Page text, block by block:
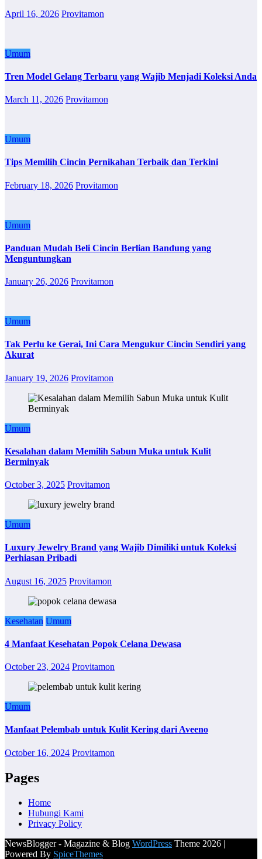
April 16, 2026 Provitamon
Umum
Tren Model Gelang Terbaru yang Wajib Menjadi Koleksi Anda
March 11, 2026 Provitamon
Umum
Tips Memilih Cincin Pernikahan Terbaik dan Terkini
February 18, 2026 Provitamon
Umum
Panduan Mudah Beli Cincin Berlian Bandung yang
Menguntungkan
January 26, 2026 Provitamon
Umum
Tak Perlu ke Gerai, Ini Cara Mengukur Cincin Sendiri yang
Akurat
January 19, 2026 Provitamon
Umum
Kesalahan dalam Memilih Sabun Muka untuk Kulit
Berminyak
October 3, 2025 Provitamon
Umum
Luxury Jewelry Brand yang Wajib Dimiliki untuk Koleksi
Perhiasan Pribadi
August 16, 2025 Provitamon
Kesehatan Umum
4 Manfaat Kesehatan Popok Celana Dewasa
October 23, 2024 Provitamon
Umum
Manfaat Pelembab untuk Kulit Kering dari Aveeno
October 16, 2024 Provitamon
Pages
Home
Hubungi Kami
Privacy Policy
NewsBlogger - Magazine & Blog WordPress Theme 2026 |
Powered By SpiceThemes